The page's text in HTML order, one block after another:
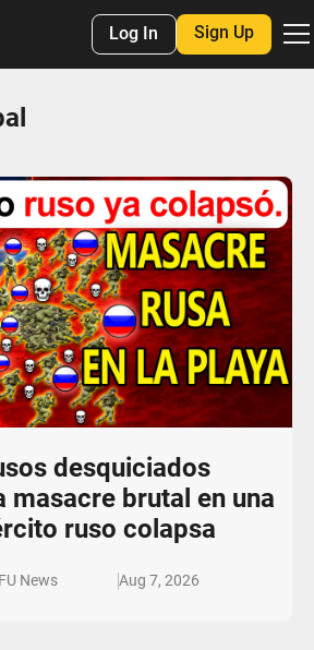
Log In Sign Up
desquiciados
masacre brutal en una
ruso colapsa
News Aug 7, 2026